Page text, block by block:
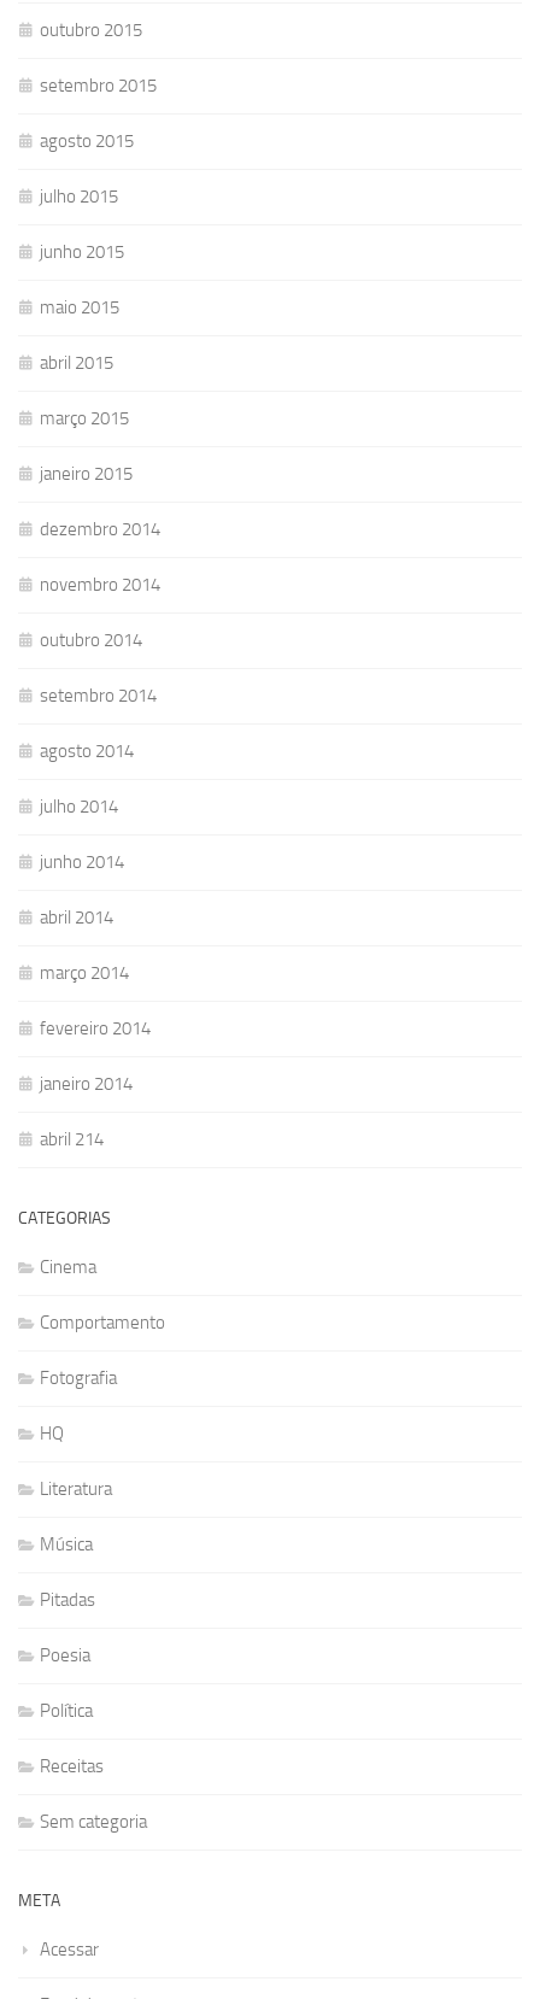
outubro 2015
setembro 2015
agosto 2015
julho 2015
junho 2015
maio 2015
abril 2015
março 2015
janeiro 2015
dezembro 2014
novembro 2014
outubro 2014
setembro 2014
agosto 2014
julho 2014
junho 2014
abril 2014
março 2014
fevereiro 2014
janeiro 2014
abril 214
CATEGORIAS
Cinema
Comportamento
Fotografia
HQ
Literatura
Música
Pitadas
Poesia
Política
Receitas
Sem categoria
META
Acessar